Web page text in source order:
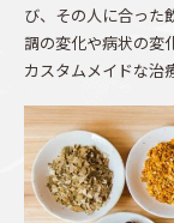
び、その人に合った
調の変化や病状の変
カスタムメイドな治